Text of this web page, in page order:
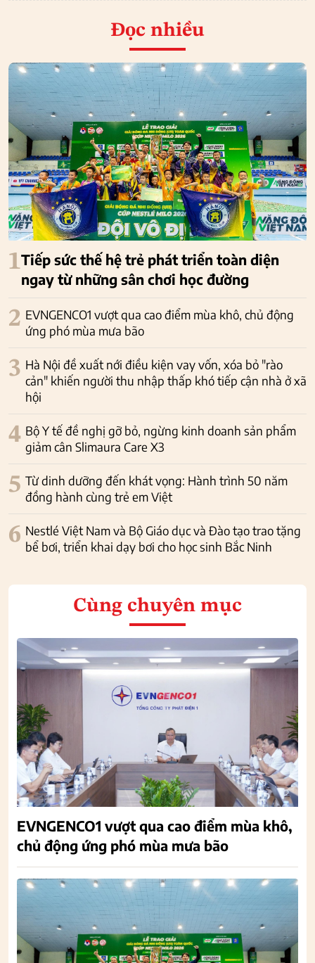
Đọc nhiều
1Tiếp sức thế hệ trẻ phát triển toàn diện
ngay từ những sân chơi học đường
2 EVNGENCO1 vượt qua cao điểm mùa khô, chủ động
ứng phó mùa mưa bão
3 Hà Nội đề xuất nới điều kiện vay vốn, xóa bỏ "rào
cản" khiến người thu nhập thấp khó tiếp cận nhà ở xã
hội
4 Bộ Y tế đề nghị gỡ bỏ, ngừng kinh doanh sản phẩm
giảm cân Slimaura Care X3
5 Từ dinh dưỡng đến khát vọng: Hành trình 50 năm
đồng hành cùng trẻ em Việt
6 Nestlé Việt Nam và Bộ Giáo dục và Đào tạo trao tặng
bể bơi, triển khai dạy bơi cho học sinh Bắc Ninh
Cùng chuyên mục
EVNGENCO1 vượt qua cao điểm mùa khô,
chủ động ứng phó mùa mưa bão